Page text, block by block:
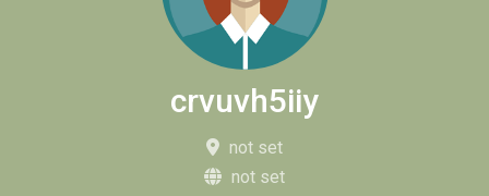
crvuvh5iiy
not set
not set